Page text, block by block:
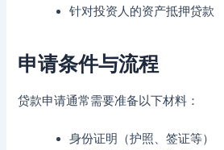
针对投资人的资产抵押贷款
申请条件与流程
贷款申请通常需要准备以下材料：
身份证明（护照、签证等）